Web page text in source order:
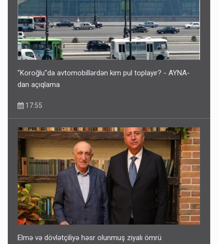
"Koroğlu"da avtomobillərdən kim pul toplayır? - AYNA-
dan açıqlama
17:55
Elmə və dövlətçiliyə həsr olunmuş ziyalı ömrü